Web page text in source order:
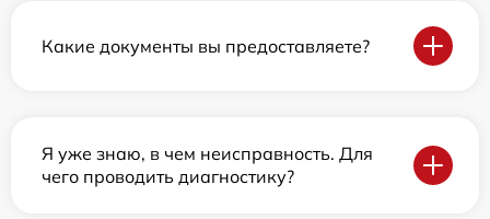
Какие документы вы предоставляете?
Я уже знаю, в чем неисправность. Для
чего проводить диагностику?